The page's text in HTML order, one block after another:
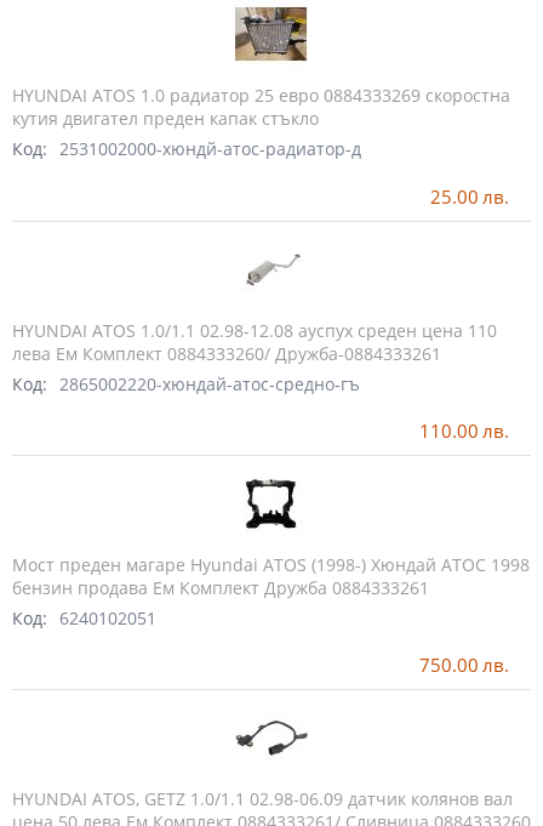
HYUNDAI ATOS 1.0 радиатор 25 евро 0884333269 скоростна
кутия двигател преден капак стъкло
Код: 2531002000-хюндй-атос-радиатор-д
25.00 лв.
HYUNDAI ATOS 1.0/1.1 02.98-12.08 ауспух среден цена 110
лева Ем Комплект 0884333260/ Дружба-0884333261
Код:
2865002220-хюндай-атос-средно-гъ
110.00 лв.
Мост преден магаре Hyundai ATOS (1998-) Хюндай АТОС 1998
бензин продава Ем Комплект Дружба 0884333261
Код: 6240102051
750.00 лв.
HYUNDAI ATOS, GETZ 1.0/1.1 02.98-06.09 датчик колянов вал